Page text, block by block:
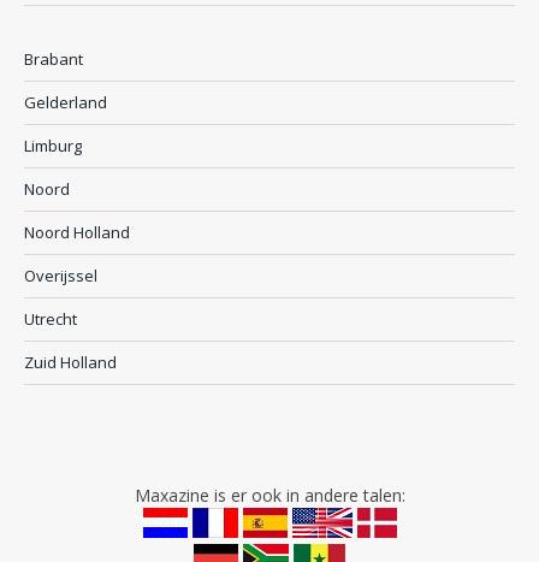
Brabant
Gelderland
Limburg
Noord
Noord Holland
Overijssel
Utrecht
Zuid Holland
Maxazine is er ook in andere talen: